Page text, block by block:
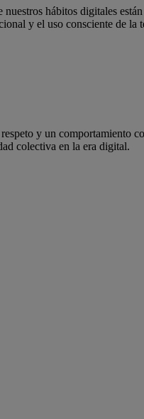
hábitos digitales
y el uso consciente de la
y un comportamiento
colectiva en la era digital.